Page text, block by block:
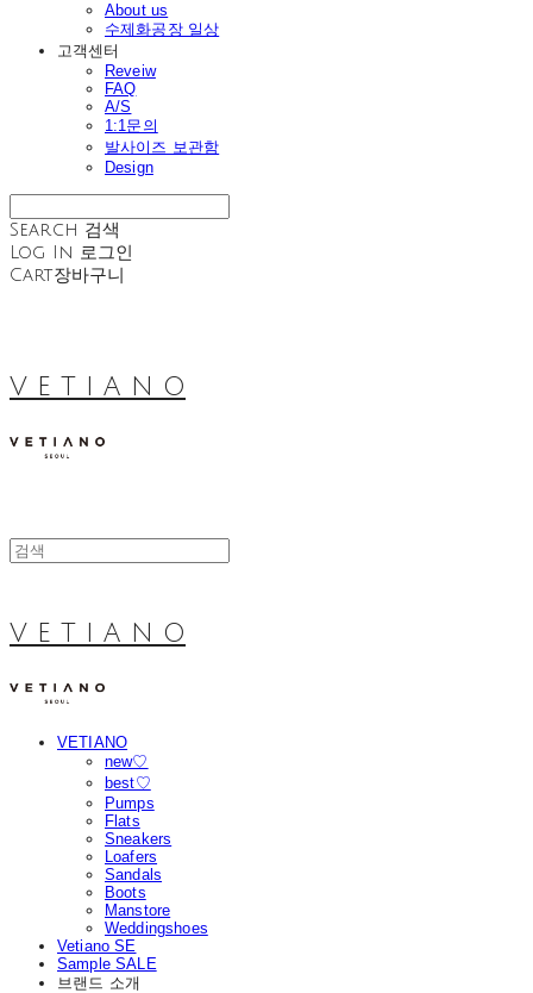
About us
수제화공장 일상
고객센터
Reveiw
FAQ
A/S
1:1문의
발사이즈 보관함
Design
Search 검색
Log In 로그인
Cart장바구니
V E T I A N O
V E T I A N O
VETIANO
new♡
best♡
Pumps
Flats
Sneakers
Loafers
Sandals
Boots
Manstore
Weddingshoes
Vetiano SE
Sample SALE
브랜드 소개